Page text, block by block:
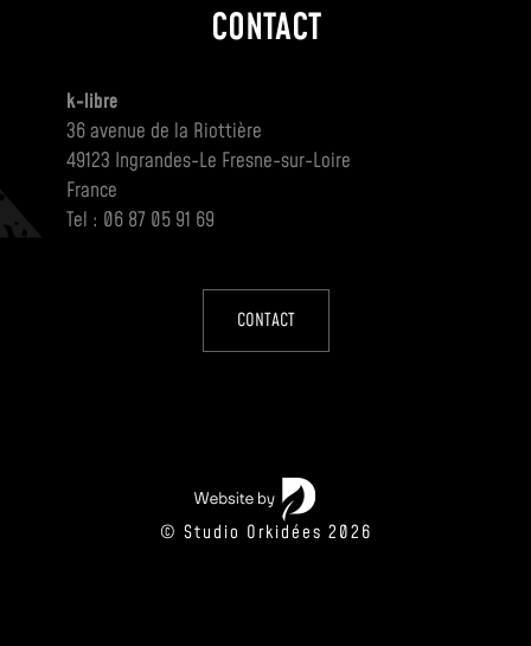
CONTACT
k-libre
36 avenue de la Riottière
49123 Ingrandes-Le Fresne-sur-Loire
France
Tel : 06 87 05 91 69
CONTACT
© Studio Orkidées 2026